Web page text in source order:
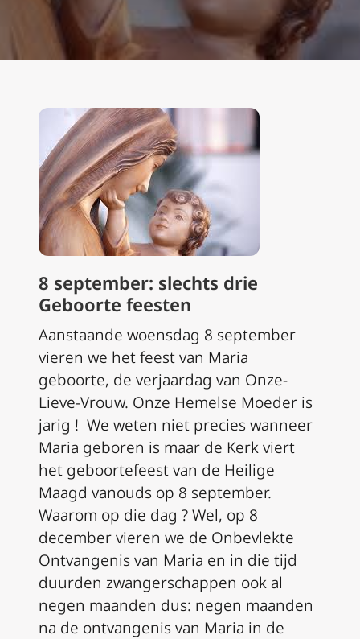
8 september: slechts drie
Geboorte feesten
Aanstaande woensdag 8 september
vieren we het feest van Maria
geboorte, de verjaardag van Onze-
Lieve-Vrouw. Onze Hemelse Moeder is
jarig ! We weten niet precies wanneer
Maria geboren is maar de Kerk viert
het geboortefeest van de Heilige
Maagd vanouds op 8 september.
Waarom op die dag ? Wel, op 8
december vieren we de Onbevlekte
Ontvangenis van Maria en in die tijd
duurden zwangerschappen ook al
negen maanden dus: negen maanden
na de ontvangenis van Maria in de